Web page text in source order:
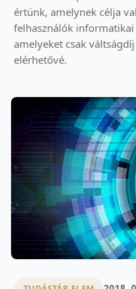
értünk, amelynek célja
felhasználók
amelyeket csak
elérhetővé.